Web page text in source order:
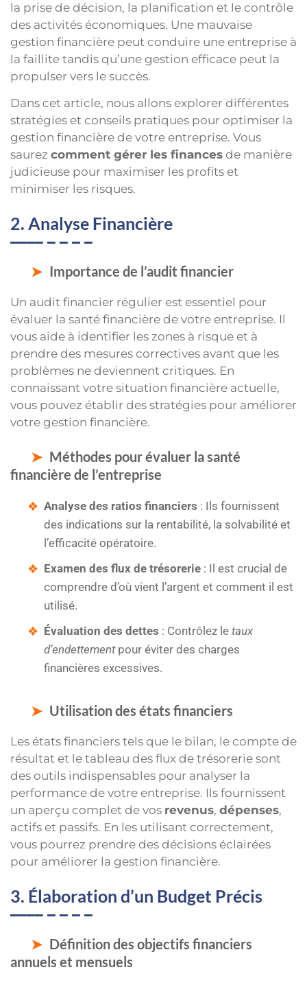
la prise de décision, la planification et le contrôle
des activités économiques. Une mauvaise
gestion financière peut conduire une entreprise à
la faillite tandis qu’une gestion efficace peut la
propulser vers le succès.
Dans cet article, nous allons explorer différentes
stratégies et conseils pratiques pour optimiser la
gestion financière de votre entreprise. Vous
saurez comment gérer les finances de manière
judicieuse pour maximiser les profits et
minimiser les risques.
2. Analyse Financière
Importance de l’audit financier
Un audit financier régulier est essentiel pour
évaluer la santé financière de votre entreprise. Il
vous aide à identifier les zones à risque et à
prendre des mesures correctives avant que les
problèmes ne deviennent critiques. En
connaissant votre situation financière actuelle,
vous pouvez établir des stratégies pour améliorer
votre gestion financière.
Méthodes pour évaluer la santé
financière de l’entreprise
Analyse des ratios financiers : Ils fournissent
des indications sur la rentabilité, la solvabilité et
l’efficacité opératoire.
Examen des flux de trésorerie : Il est crucial de
comprendre d’où vient l’argent et comment il est
utilisé.
Évaluation des dettes : Contrôlez le taux
d’endettementpour éviter des charges
financières excessives.
Utilisation des états financiers
Les états financiers tels que le bilan, le compte de
résultat et le tableau des flux de trésorerie sont
des outils indispensables pour analyser la
performance de votre entreprise. Ils fournissent
un aperçu complet de vos revenus, dépenses,
actifs et passifs. En les utilisant correctement,
vous pourrez prendre des décisions éclairées
pour améliorer la gestion financière.
3. Élaboration d’un Budget Précis
Définition des objectifs financiers
annuels et mensuels